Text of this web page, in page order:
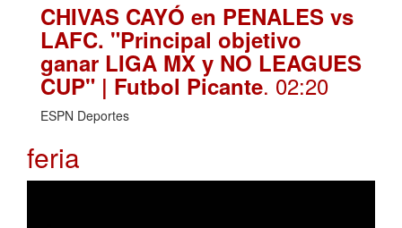
CHIVAS CAYÓ en PENALES vs
LAFC. "Principal objetivo
ganar LIGA MX y NO LEAGUES
CUP" | Futbol Picante. 02:20
ESPN Deportes
feria